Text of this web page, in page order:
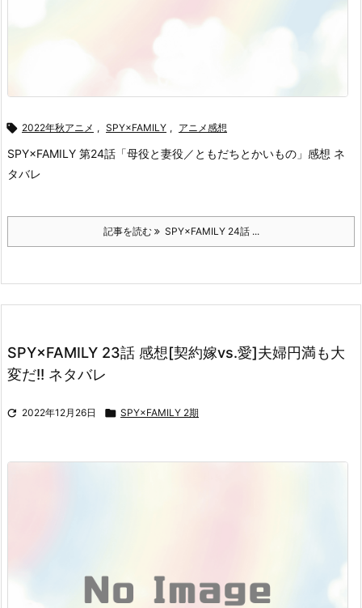
 2022年秋アニメ , SPY×FAMILY , アニメ感想
SPY×FAMILY 第24話「母役と妻役／ともだちとかいもの」感想 ネ
タバレ
記事を読む SPY×FAMILY 24話 ...
SPY×FAMILY 23話 感想[契約嫁vs.愛]夫婦円満も大
変だ!! ネタバレ
 2022年12月26日  SPY×FAMILY 2期